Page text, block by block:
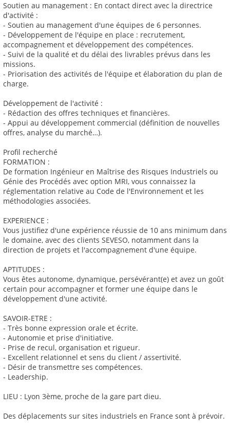
Soutien au management : En contact direct avec la directrice
d'activité :
- Soutien au management d'une équipes de 6 personnes.
- Développement de l'équipe en place : recrutement,
accompagnement et développement des compétences.
- Suivi de la qualité et du délai des livrables prévus dans les
missions.
- Priorisation des activités de l'équipe et élaboration du plan de
charge.
Développement de l'activité :
- Rédaction des offres techniques et financières.
- Appui au développement commercial (définition de nouvelles
offres, analyse du marché…).
Profil recherché
FORMATION :
De formation Ingénieur en Maîtrise des Risques Industriels ou
Génie des Procédés avec option MRI, vous connaissez la
réglementation relative au Code de l'Environnement et les
méthodologies associées.
EXPERIENCE :
Vous justifiez d'une expérience réussie de 10 ans minimum dans
le domaine, avec des clients SEVESO, notamment dans la
direction de projets et l'accompagnement d'une équipe.
APTITUDES :
Vous êtes autonome, dynamique, persévérant(e) et avez un goût
certain pour accompagner et former une équipe dans le
développement d'une activité.
SAVOIR-ETRE :
- Très bonne expression orale et écrite.
- Autonomie et prise d'initiative.
- Prise de recul, organisation et rigueur.
- Excellent relationnel et sens du client / assertivité.
- Désir de transmettre ses compétences.
- Leadership.
LIEU : Lyon 3ème, proche de la gare part dieu.
Des déplacements sur sites industriels en France sont à prévoir.